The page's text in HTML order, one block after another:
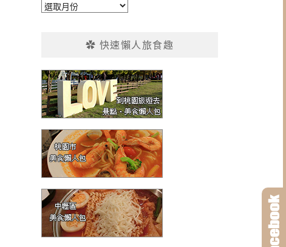
彙
✿ 快速懶人旅食趣